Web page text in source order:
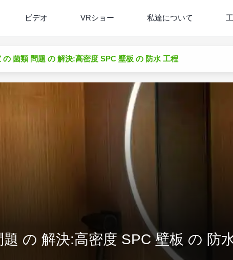
ビデオ VRショー 私達について
の 菌類 問題 の 解決:高密度 SPC 壁板 の 防水 工程
の 解決:高密度 SPC 壁板 の 防